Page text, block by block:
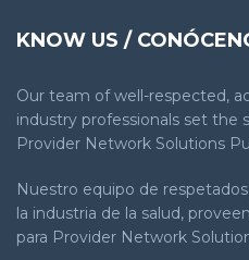
KNOW US /
Our team of well-respected,
industry professionals set the
Provider Network Solutions
Nuestro equipo de
la industria de la salud,
para Provider Network